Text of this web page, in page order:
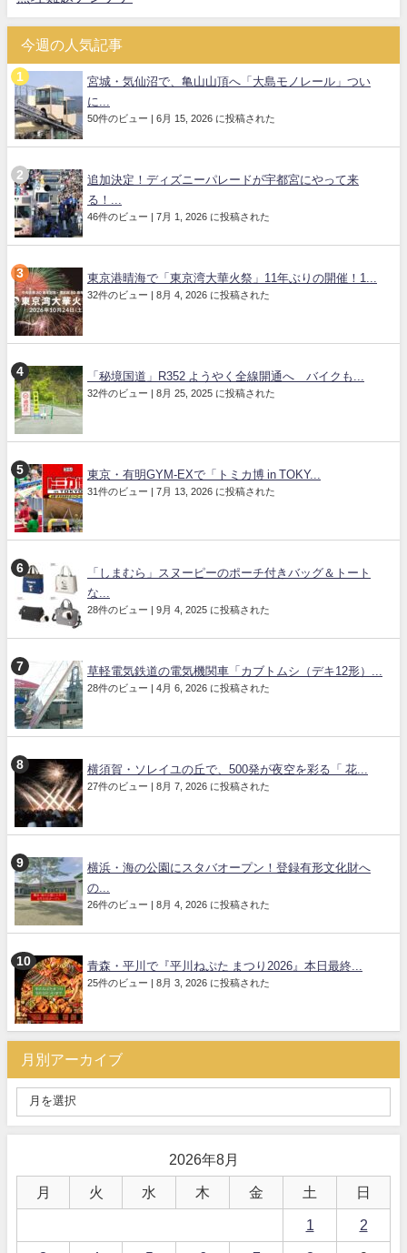
今週の人気記事
宮城・気仙沼で、亀山山頂へ「大島モノレール」つい
に...
50件のビュー | 6月 15, 2026 に投稿された
追加決定！ディズニーパレードが宇都宮にやって来
る！...
46件のビュー | 7月 1, 2026 に投稿された
東京港晴海で「東京湾大華火祭」11年ぶりの開催！1...
32件のビュー | 8月 4, 2026 に投稿された
「秘境国道」R352 ようやく全線開通へ バイクも...
32件のビュー | 8月 25, 2025 に投稿された
東京・有明GYM-EXで「トミカ博 in TOKY...
31件のビュー | 7月 13, 2026 に投稿された
「しまむら」スヌーピーのポーチ付きバッグ＆トート
な...
28件のビュー | 9月 4, 2025 に投稿された
草軽電気鉄道の電気機関車「カブトムシ（デキ12形）...
28件のビュー | 4月 6, 2026 に投稿された
横須賀・ソレイユの丘で、500発が夜空を彩る「 花...
27件のビュー | 8月 7, 2026 に投稿された
横浜・海の公園にスタバオープン！登録有形文化財へ
の...
26件のビュー | 8月 4, 2026 に投稿された
青森・平川で『平川ねぷた まつり2026』本日最終...
25件のビュー | 8月 3, 2026 に投稿された
月別アーカイブ
2026年8月
月 火 水 木 金 土 日
1 2